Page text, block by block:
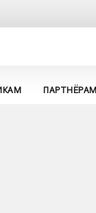
ПАРТНЁРАМ